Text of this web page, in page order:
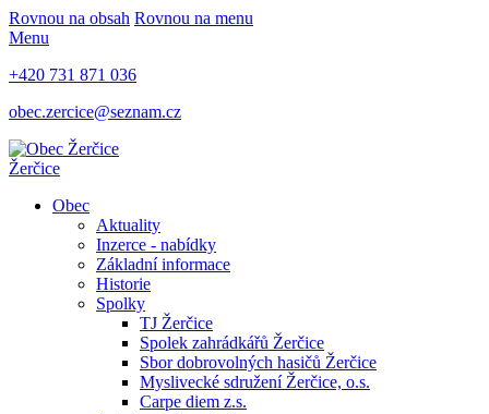
Rovnou na obsah Rovnou na menu
Menu
+420 731 871 036
obec.zercice@seznam.cz
Žerčice
Obec
Aktuality
Inzerce - nabídky
Základní informace
Historie
Spolky
TJ Žerčice
Spolek zahrádkářů Žerčice
Sbor dobrovolných hasičů Žerčice
Myslivecké sdružení Žerčice, o.s.
Carpe diem z.s.